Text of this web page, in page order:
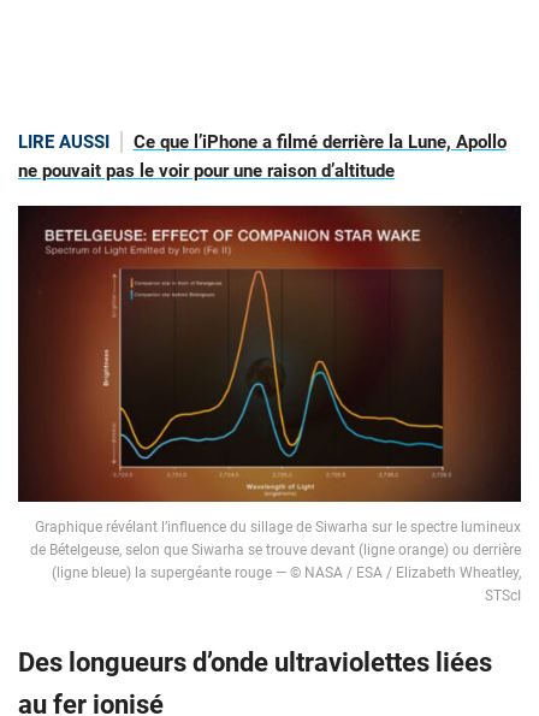
LIRE AUSSI
Ce que l’iPhone a filmé derrière la Lune, Apollo
ne pouvait pas le voir pour une raison d’altitude
Graphique révélant l’influence du sillage de Siwarha sur le spectre lumineux
de Bételgeuse, selon que Siwarha se trouve devant (ligne orange) ou derrière
(ligne bleue) la supergéante rouge — © NASA / ESA / Elizabeth Wheatley,
STScI
Des longueurs d’onde ultraviolettes liées
au fer ionisé